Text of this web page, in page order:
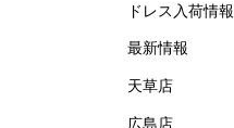
ドレス入荷情報
最新情報
天草店
広島店